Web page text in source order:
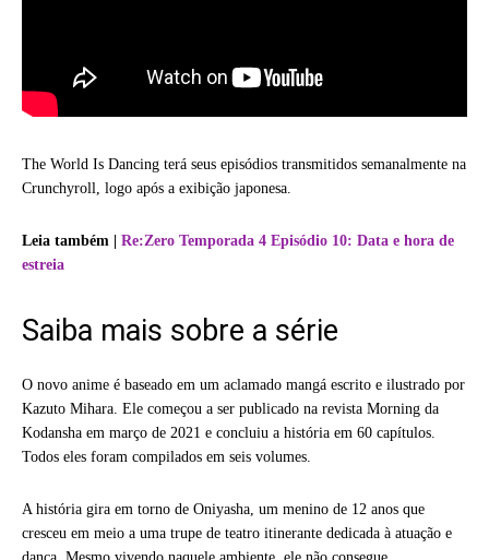
The World Is Dancing terá seus episódios transmitidos semanalmente na
Crunchyroll, logo após a exibição japonesa.
Leia também | Re:Zero Temporada 4 Episódio 10: Data e hora de
estreia
Saiba mais sobre a série
O novo anime é baseado em um aclamado mangá escrito e ilustrado por
Kazuto Mihara. Ele começou a ser publicado na revista Morning da
Kodansha em março de 2021 e concluiu a história em 60 capítulos.
Todos eles foram compilados em seis volumes.
A história gira em torno de Oniyasha, um menino de 12 anos que
cresceu em meio a uma trupe de teatro itinerante dedicada à atuação e